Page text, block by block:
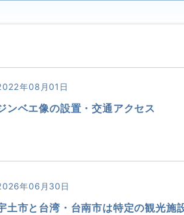
年08月01日
ンベエ像の設置・交通アクセス
年06月30日
土市と台湾・台南市は特定の観光施